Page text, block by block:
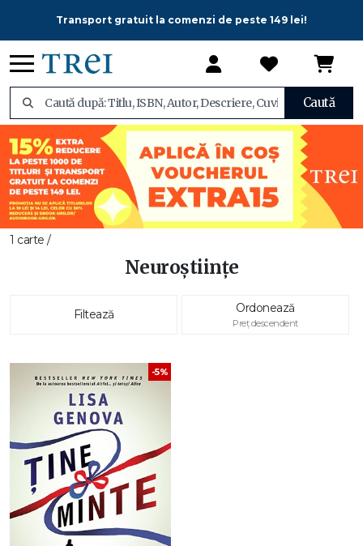
Transport gratuit la comenzi de peste 149 lei!
Caută
1 carte /
Neuroștiințe
Filtează Ordonează
Preț descendent
-5%